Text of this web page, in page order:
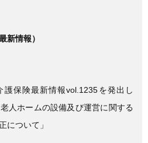
新情報）
保険最新情報vol.1235を発出し
人ホームの設備及び運営に関する
について」